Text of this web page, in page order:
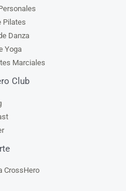
Pilates
Danza
Yoga
Marciales
Club
CrossHero